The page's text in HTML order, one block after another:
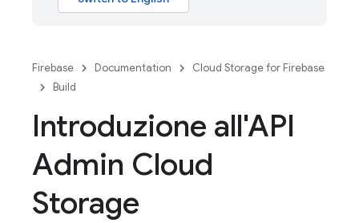
Firebase Documentation
Cloud Storage for Firebase
Build
Introduzione all'API
Admin Cloud
Storage